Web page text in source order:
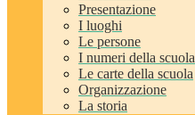
Presentazione
I luoghi
Le persone
I numeri della scuola
Le carte della scuola
Organizzazione
La storia